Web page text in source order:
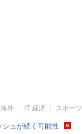
海外 IT 経済 スポーツ
シュが続く可能性